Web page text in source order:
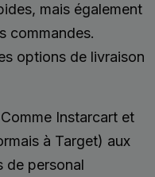
mais également
commandes.
options de livraison
Instarcart et
à Target) aux
de personal